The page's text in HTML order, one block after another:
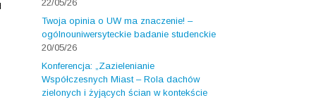
22/05/26
Twoja opinia o UW ma znaczenie! –
ogólnouniwersyteckie badanie studenckie
20/05/26
Konferencja: „Zazielenianie
Współczesnych Miast – Rola dachów
zielonych i żyjących ścian w kontekście